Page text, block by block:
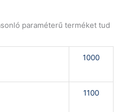
paraméterű terméket tud
1000
1100